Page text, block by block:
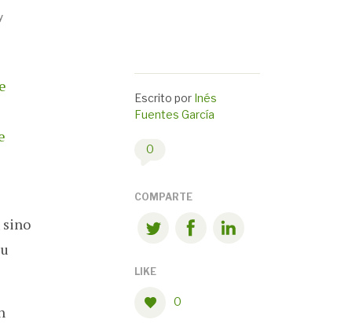
sino
Escrito por Inés
Fuentes García
0
COMPARTE
LIKE
0